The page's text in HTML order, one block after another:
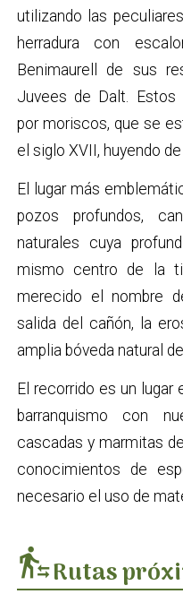
utilizando las
herradura con
Benimaurell de sus
Juvees de Dalt. Estos
por moriscos, que se
el siglo XVII, huyendo
El lugar más
pozos profundos,
naturales cuya
mismo centro de la
merecido el nombre
salida del cañón, la
amplia bóveda natural
El recorrido es un lugar
barranquismo con
cascadas y marmitas
conocimientos de
necesario el uso de
transfer_within_a_stationRutas